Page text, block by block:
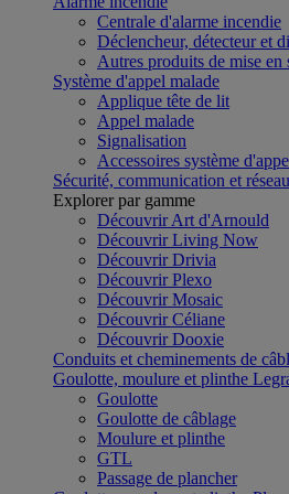
Centrale d'alarme incendie
Déclencheur, détecteur et
Autres produits de mise en
Système d'appel malade
Applique tête de lit
Appel malade
Signalisation
Accessoires système
Sécurité, communication et réseau
Explorer par gamme
Découvrir Art d'Arnould
Découvrir Living Now
Découvrir Drivia
Découvrir Plexo
Découvrir Mosaic
Découvrir Céliane
Découvrir Dooxie
Conduits et cheminements de
Goulotte, moulure et plinthe
Goulotte
Goulotte de câblage
Moulure et plinthe
GTL
Passage de plancher